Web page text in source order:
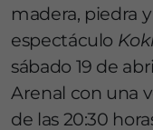
madera, piedra
espectáculo
sábado 19 de
Arenal con una
de las 20:30